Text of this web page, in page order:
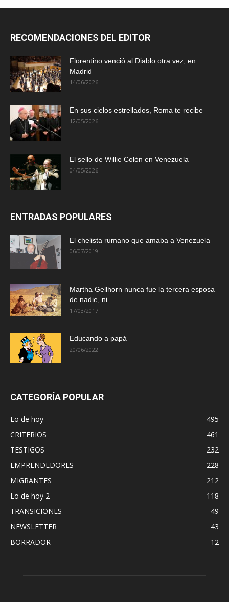
RECOMENDACIONES DEL EDITOR
Florentino venció al Diablo otra vez, en
Madrid
14/06/2026
En sus cielos estrellados, Roma te recibe
12/05/2026
El sello de Willie Colón en Venezuela
04/05/2026
ENTRADAS POPULARES
El chelista rumano que amaba a Venezuela
06/07/2019
Martha Gellhorn nunca fue la tercera esposa
de nadie, ni...
17/03/2017
Educando a papá
20/06/2022
CATEGORÍA POPULAR
Lo de hoy
495
CRITERIOS
461
TESTIGOS
232
EMPRENDEDORES
228
MIGRANTES
212
Lo de hoy 2
118
TRANSICIONES
49
NEWSLETTER
43
BORRADOR
12